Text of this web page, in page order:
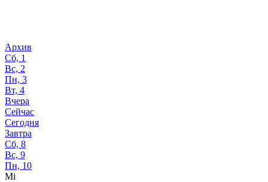
Архив
Сб, 1
Вс, 2
Пн, 3
Вт, 4
Вчера
Сейчас
Сегодня
Завтра
Сб, 8
Вс, 9
Пн, 10
Mi